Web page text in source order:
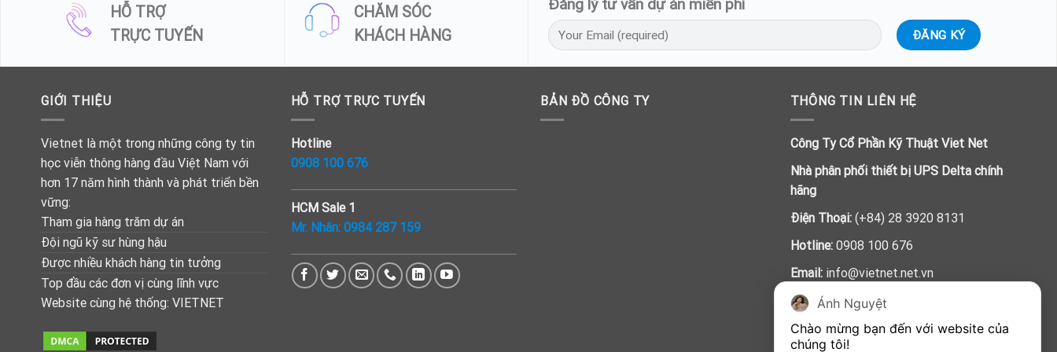
HỖ TRỢ
TRỰC TUYẾN
CHĂM SÓC
KHÁCH HÀNG
Đăng lý tư vấn dự án miễn phí
GIỚI THIỆU
Vietnet là một trong những công ty tin
học viễn thông hàng đầu Việt Nam với
hơn 17 năm hình thành và phát triển bền
vững:
Tham gia hàng trăm dự án
Đội ngũ kỹ sư hùng hậu
Được nhiều khách hàng tin tưởng
Top đầu các đơn vị cùng lĩnh vực
Website cùng hệ thống: VIETNET
HỖ TRỢ TRỰC TUYẾN
Hotline
0908 100 676
HCM Sale 1
Mr. Nhân: 0984 287 159
BẢN ĐỒ CÔNG TY THÔNG TIN LIÊN HỆ
Công Ty Cổ Phần Kỹ Thuật Viet Net
Nhà phân phối thiết bị UPS Delta chính
hãng
Điện Thoại:(+84) 28 3920 8131
Hotline:0908 100 676
Email: info@vietnet.net.vn
Địa chỉ:55/5 Trần Đình Xu, Phường Cầu
Kho, Quận 1, Thành Phố Hồ Chí Minh,
Việt Nam
Ánh Nguyệt
Chào mừng bạn đến với website của
chúng tôi!